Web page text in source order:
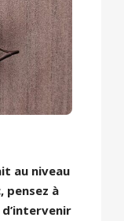
au niveau
pensez à